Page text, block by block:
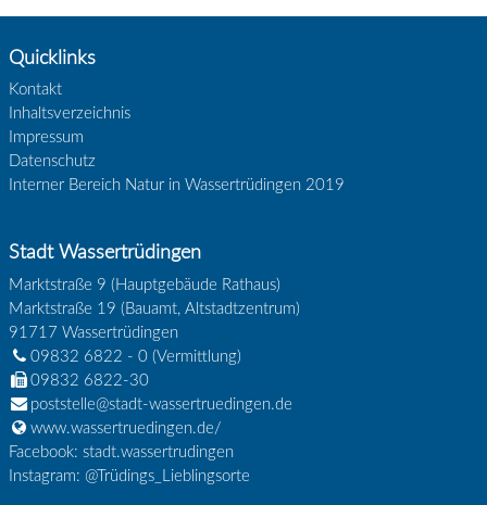
Quicklinks
Kontakt
Inhaltsverzeichnis
Impressum
Datenschutz
Interner Bereich Natur in Wassertrüdingen 2019
Stadt Wassertrüdingen
Marktstraße 9 (Hauptgebäude Rathaus)
Marktstraße 19 (Bauamt, Altstadtzentrum)
91717 Wassertrüdingen
09832 6822 - 0(Vermittlung)
09832 6822-30
poststelle@stadt-wassertruedingen.de
www.wassertruedingen.de/
Facebook: stadt.wassertrudingen
Instagram: @Trüdings_Lieblingsorte